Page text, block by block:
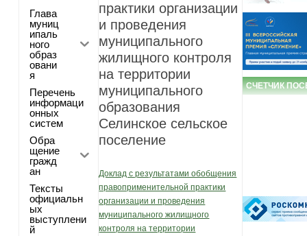
Глава
муниц
ипаль
ного
образ
овани
я
Перечень
информаци
онных
систем
Обра
щение
гражд
ан
Тексты
официальн
ых
выступлени
й
практики организации
и проведения
муниципального
жилищного контроля
на территории
муниципального
образования
Селинское сельское
поселение
Доклад с результатами обобщения
правоприменительной практики
организации и проведения
муниципального жилищного
контроля на территории
СЧЕТЧИК